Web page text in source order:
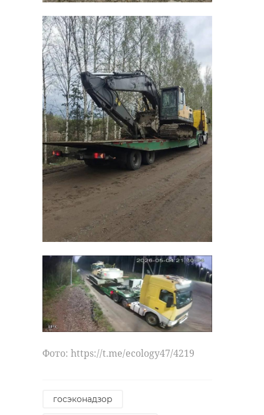
Фото: https://t.me/ecology47/4219
госэконадзор